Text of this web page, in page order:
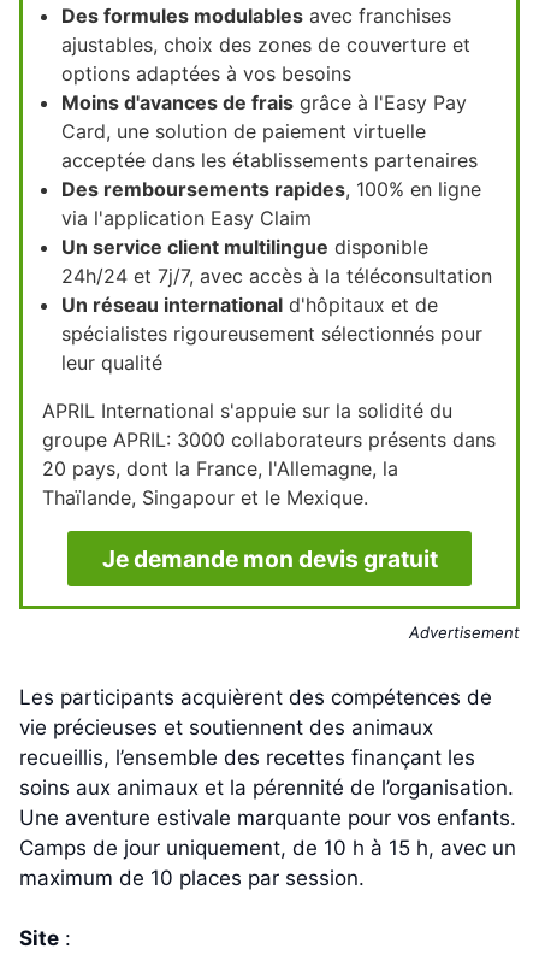
Des formules modulables avec franchises
ajustables, choix des zones de couverture et
options adaptées à vos besoins
Moins d'avances de frais grâce à l'Easy Pay
Card, une solution de paiement virtuelle
acceptée dans les établissements partenaires
Des remboursements rapides, 100% en ligne
via l'application Easy Claim
Un service client multilingue disponible
24h/24 et 7j/7, avec accès à la téléconsultation
Un réseau international d'hôpitaux et de
spécialistes rigoureusement sélectionnés pour
leur qualité
APRIL International s'appuie sur la solidité du
groupe APRIL: 3000 collaborateurs présents dans
20 pays, dont la France, l'Allemagne, la
Thaïlande, Singapour et le Mexique.
Je demande mon devis gratuit
Advertisement
Les participants acquièrent des compétences de
vie précieuses et soutiennent des animaux
recueillis, l’ensemble des recettes finançant les
soins aux animaux et la pérennité de l’organisation.
Une aventure estivale marquante pour vos enfants.
Camps de jour uniquement, de 10 h à 15 h, avec un
maximum de 10 places par session.
Site :